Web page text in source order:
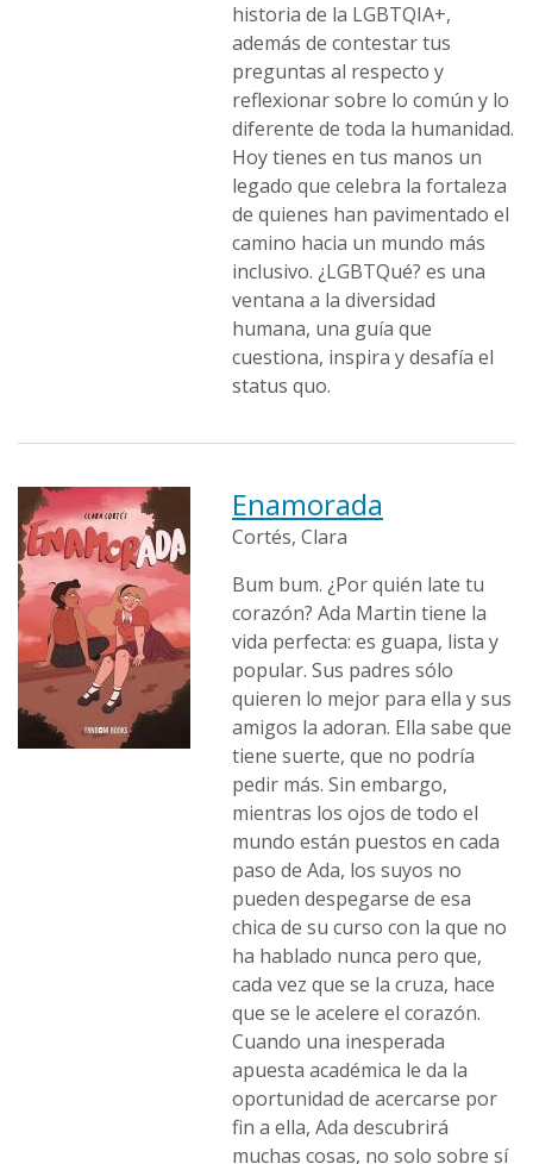
historia de la LGBTQIA+,
además de contestar tus
preguntas al respecto y
reflexionar sobre lo común y lo
diferente de toda la humanidad.
Hoy tienes en tus manos un
legado que celebra la fortaleza
de quienes han pavimentado el
camino hacia un mundo más
inclusivo. ¿LGBTQué? es una
ventana a la diversidad
humana, una guía que
cuestiona, inspira y desafía el
status quo.
Enamorada
Cortés, Clara
Bum bum. ¿Por quién late tu
corazón? Ada Martin tiene la
vida perfecta: es guapa, lista y
popular. Sus padres sólo
quieren lo mejor para ella y sus
amigos la adoran. Ella sabe que
tiene suerte, que no podría
pedir más. Sin embargo,
mientras los ojos de todo el
mundo están puestos en cada
paso de Ada, los suyos no
pueden despegarse de esa
chica de su curso con la que no
ha hablado nunca pero que,
cada vez que se la cruza, hace
que se le acelere el corazón.
Cuando una inesperada
apuesta académica le da la
oportunidad de acercarse por
fin a ella, Ada descubrirá
muchas cosas, no solo sobre sí